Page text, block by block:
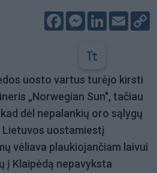
FacebookMessenger
LinkedIn
Email
uosto vartus turėjo kirsti
„Norwegian Sun", tačiau
dėl nepalankių oro sąlygų
uostamiestį
vėliava plaukiojančiam laivui
į Klaipėdą nepavyksta